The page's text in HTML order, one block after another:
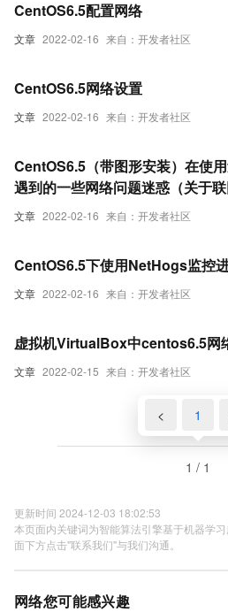
文章 2022-02-16 来自：开发者社区
CentOS6.5配置网络
文章 2022-02-16 来自：开发者社区
CentOS6.5网络设置
文章 2022-02-16 来自：开发者社区
CentOS6.5（带图形安装）在使
遇到的一些网络问题迷惑（关于联
文章 2022-02-16 来自：开发者社区
CentOS6.5下使用NetHogs监控
文章 2022-02-15 来自：开发者社区
虚拟机VirtualBox中centos6.5网
< 1
1 / 1
更新时间 2024-12-03 18:02:53
本页面内关键词为智能算法引擎基于机器学
面下方点击"联系我们"与我们沟通。
网络您可能感兴趣